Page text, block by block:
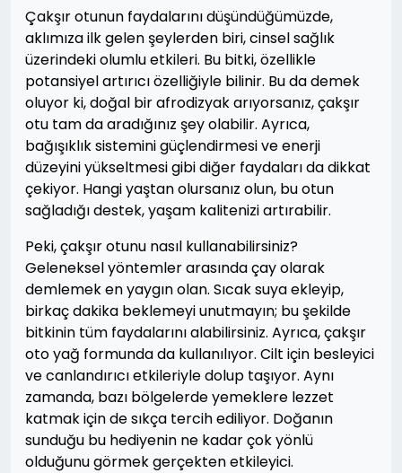
Çakşır otunun faydalarını düşündüğümüzde,
aklımıza ilk gelen şeylerden biri, cinsel sağlık
üzerindeki olumlu etkileri. Bu bitki, özellikle
potansiyel artırıcı özelliğiyle bilinir. Bu da demek
oluyor ki, doğal bir afrodizyak arıyorsanız, çakşır
otu tam da aradığınız şey olabilir. Ayrıca,
bağışıklık sistemini güçlendirmesi ve enerji
düzeyini yükseltmesi gibi diğer faydaları da dikkat
çekiyor. Hangi yaştan olursanız olun, bu otun
sağladığı destek, yaşam kalitenizi artırabilir.
Peki, çakşır otunu nasıl kullanabilirsiniz?
Geleneksel yöntemler arasında çay olarak
demlemek en yaygın olan. Sıcak suya ekleyip,
birkaç dakika beklemeyi unutmayın; bu şekilde
bitkinin tüm faydalarını alabilirsiniz. Ayrıca, çakşır
oto yağ formunda da kullanılıyor. Cilt için besleyici
ve canlandırıcı etkileriyle dolup taşıyor. Aynı
zamanda, bazı bölgelerde yemeklere lezzet
katmak için de sıkça tercih ediliyor. Doğanın
sunduğu bu hediyenin ne kadar çok yönlü
olduğunu görmek gerçekten etkileyici.